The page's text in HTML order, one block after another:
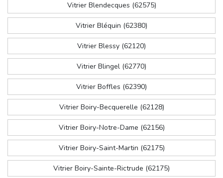
Vitrier Blendecques (62575)
Vitrier Bléquin (62380)
Vitrier Blessy (62120)
Vitrier Blingel (62770)
Vitrier Boffles (62390)
Vitrier Boiry-Becquerelle (62128)
Vitrier Boiry-Notre-Dame (62156)
Vitrier Boiry-Saint-Martin (62175)
Vitrier Boiry-Sainte-Rictrude (62175)